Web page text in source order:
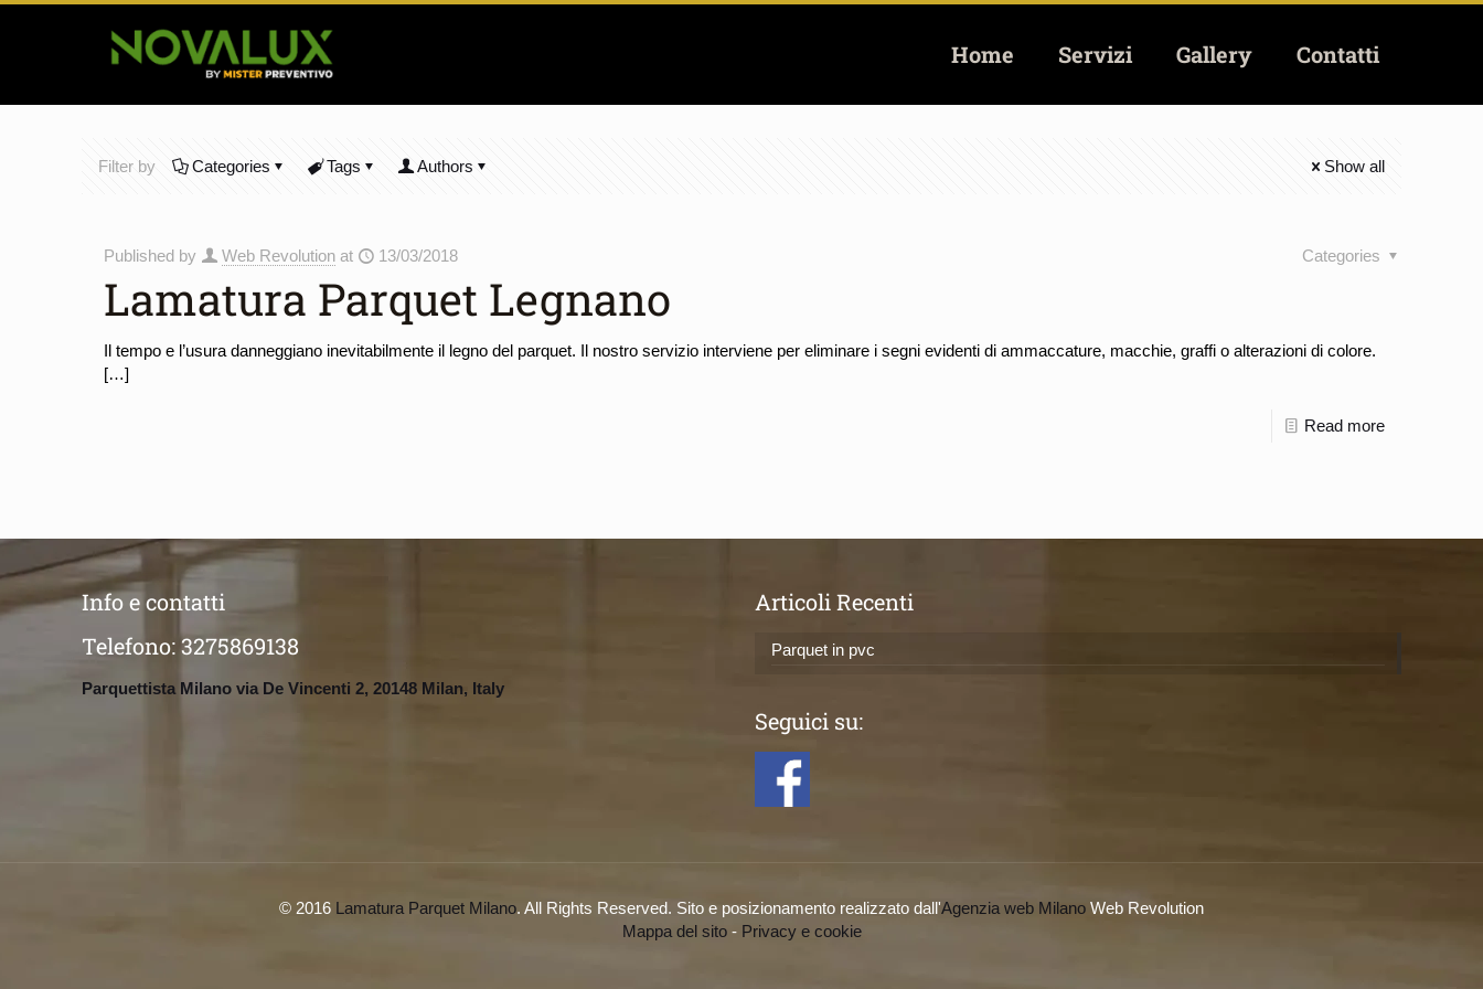
Home Servizi Gallery Contatti
Filter by Categories Tags Authors Show all
Published by Web Revolution at 13/03/2018 Categories
Lamatura Parquet Legnano
Il tempo e l’usura danneggiano inevitabilmente il legno del parquet. Il nostro servizio interviene per eliminare i segni evidenti di ammaccature, macchie, graffi o alterazioni di colore.
[…]
Read more
Info e contatti
Telefono:3275869138
Parquettista Milano via De Vincenti 2, 20148 Milan, Italy
Articoli Recenti
Parquet in pvc
Seguici su:
© 2016 Lamatura Parquet Milano. All Rights Reserved. Sito e posizionamento realizzato dall'Agenzia web Milano Web Revolution
Mappa del sito- Privacy e cookie